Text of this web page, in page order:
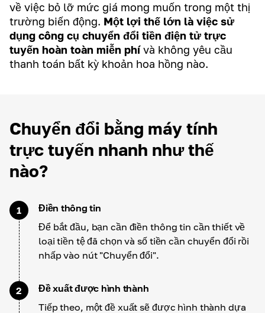
về việc bỏ lỡ mức giá mong muốn trong một thị
trường biến động. Một lợi thế lớn là việc sử
dụng công cụ chuyển đổi tiền điện tử trực
tuyến hoàn toàn miễn phívà không yêu cầu
thanh toán bất kỳ khoản hoa hồng nào.
Chuyển đổi bằng máy tính
trực tuyến nhanh như thế
nào?
1
Điền thông tin
Để bắt đầu, bạn cần điền thông tin cần thiết về
loại tiền tệ đã chọn và số tiền cần chuyển đổi rồi
nhấp vào nút "Chuyển đổi".
2
Đề xuất được hình thành
Tiếp theo, một đề xuất sẽ được hình thành dựa